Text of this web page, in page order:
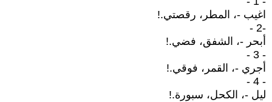
اغيب -، المطر، رقصتي.!
-2 -
أبحر -، الشفق، فضي.!
- 3 -
أجري -، القمر، فوقي.!
- 4 -
ليل -، الكحل، سبورة.!